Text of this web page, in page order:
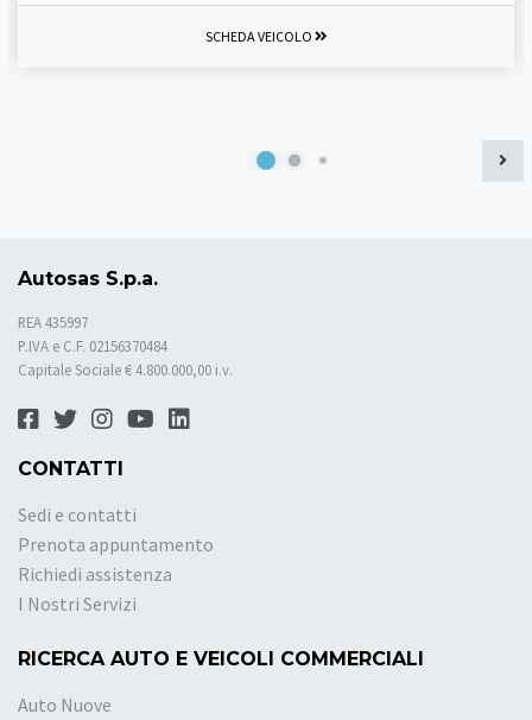
SCHEDA VEICOLO
Autosas S.p.a.
REA 435997
P.IVA e C.F. 02156370484
Capitale Sociale € 4.800.000,00 i.v.
CONTATTI
Sedi e contatti
Prenota appuntamento
Richiedi assistenza
I Nostri Servizi
RICERCA AUTO E VEICOLI COMMERCIALI
Auto Nuove